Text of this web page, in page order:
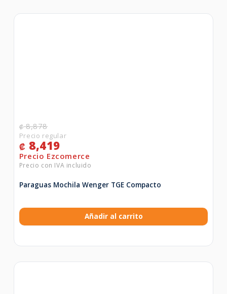
₡8,878
₡ 8,419
Paraguas Mochila Wenger TGE Compacto
Añadir al carrito